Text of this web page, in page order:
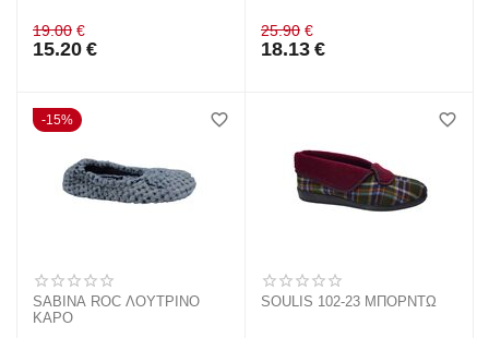
19.00 €
15.20 €
25.90 €
18.13 €
15%
SABINA ROC ΛΟΥΤΡΙΝΟ
ΚΑΡΟ
SOULIS 102-23 ΜΠΟΡΝΤΩ